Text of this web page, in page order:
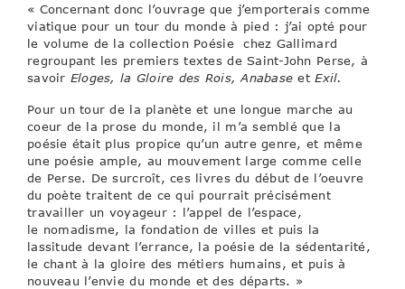
« Concernant donc l’ouvrage que j’emporterais comme
viatique pour un tour du monde à pied : j’ai opté pour
le volume de la collection Poésie chez Gallimard
regroupant les premiers textes de Saint-John Perse, à
savoir Eloges, la Gloire des Rois, Anabaseet Exil.
Pour un tour de la planète et une longue marche au
coeur de la prose du monde, il m’a semblé que la
poésie était plus propice qu’un autre genre, et même
une poésie ample, au mouvement large comme celle
de Perse. De surcroît, ces livres du début de l’oeuvre
du poète traitent de ce qui pourrait précisément
travailler un voyageur : l’appel de l’espace,
le nomadisme, la fondation de villes et puis la
lassitude devant l’errance, la poésie de la sédentarité,
le chant à la gloire des métiers humains, et puis à
nouveau l’envie du monde et des départs. »